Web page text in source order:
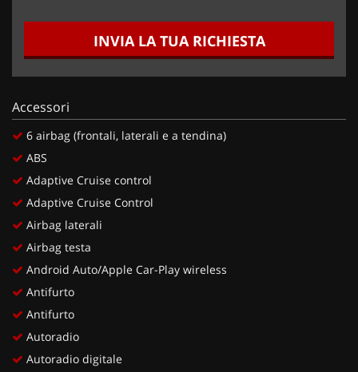
INVIA LA TUA RICHIESTA
Accessori
6 airbag (frontali, laterali e a tendina)
ABS
Adaptive Cruise control
Adaptive Cruise Control
Airbag laterali
Airbag testa
Android Auto/Apple Car-Play wireless
Antifurto
Antifurto
Autoradio
Autoradio digitale